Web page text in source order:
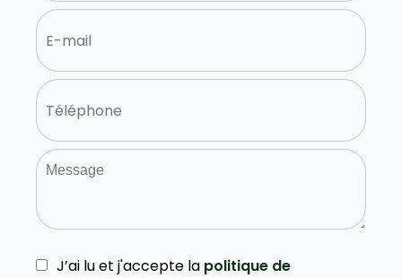
J’ai lu et j'accepte la politique de